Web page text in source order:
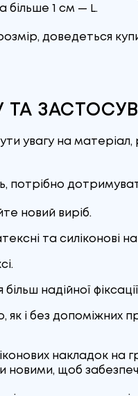
більше 1 см — L.
доведеться
увагу на
потрібно
новий виріб.
та
надійної
і без допоміжних
накладок
щоб